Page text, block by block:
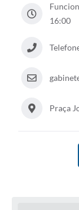
16:00
Praça